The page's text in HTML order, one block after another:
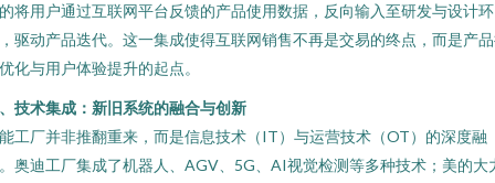
将用户通过互联网平台反馈的产品使用数据，反向输入至研发与设计环
驱动产品迭代。这一集成使得互联网销售不再是交易的终点，而是产
化与用户体验提升的起点。
技术集成：新旧系统的融合与创新
工厂并非推翻重来，而是信息技术（IT）与运营技术（OT）的深度融
奥迪工厂集成了机器人、AGV、5G、AI视觉检测等多种技术；美的大